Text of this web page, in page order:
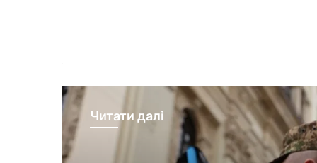
Читати далі